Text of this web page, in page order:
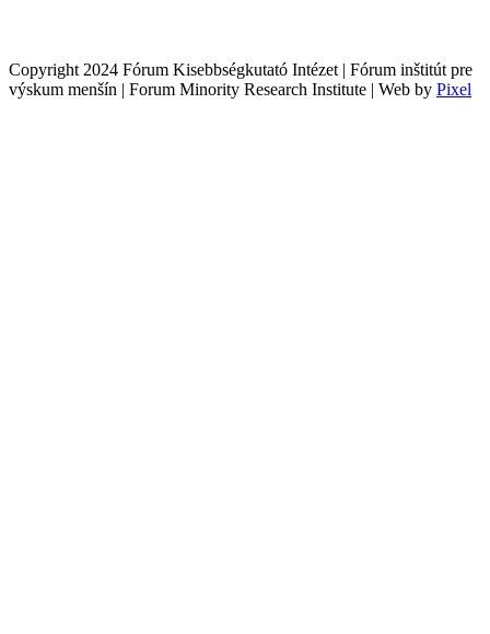
Copyright 2024 Fórum Kisebbségkutató Intézet | Fórum inštitút pre
výskum menšín | Forum Minority Research Institute | Web by Pixel